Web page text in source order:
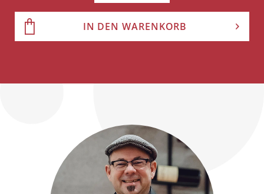
IN DEN WARENKORB